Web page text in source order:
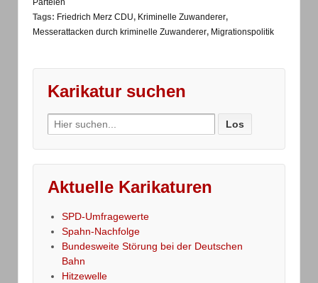
Parteien
Tags: Friedrich Merz CDU, Kriminelle Zuwanderer,
Messerattacken durch kriminelle Zuwanderer, Migrationspolitik
Karikatur suchen
Search
for:
Aktuelle Karikaturen
SPD-Umfragewerte
Spahn-Nachfolge
Bundesweite Störung bei der Deutschen
Bahn
Hitzewelle